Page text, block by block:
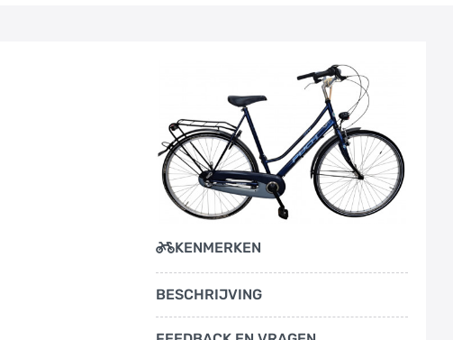
KENMERKEN
BESCHRIJVING